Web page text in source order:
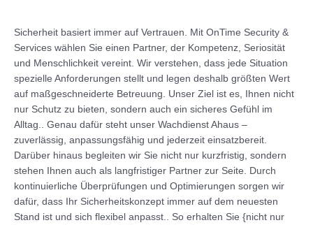
Sicherheit basiert immer auf Vertrauen. Mit OnTime Security &
Services wählen Sie einen Partner, der Kompetenz, Seriosität
und Menschlichkeit vereint. Wir verstehen, dass jede Situation
spezielle Anforderungen stellt und legen deshalb größten Wert
auf maßgeschneiderte Betreuung. Unser Ziel ist es, Ihnen nicht
nur Schutz zu bieten, sondern auch ein sicheres Gefühl im
Alltag.. Genau dafür steht unser Wachdienst Ahaus –
zuverlässig, anpassungsfähig und jederzeit einsatzbereit.
Darüber hinaus begleiten wir Sie nicht nur kurzfristig, sondern
stehen Ihnen auch als langfristiger Partner zur Seite. Durch
kontinuierliche Überprüfungen und Optimierungen sorgen wir
dafür, dass Ihr Sicherheitskonzept immer auf dem neuesten
Stand ist und sich flexibel anpasst.. So erhalten Sie {nicht nur